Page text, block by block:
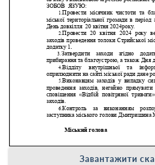
Завантажити